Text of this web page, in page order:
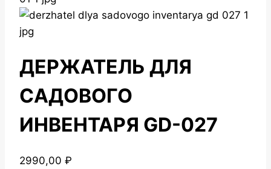
ДЕРЖАТЕЛЬ ДЛЯ
САДОВОГО
ИНВЕНТАРЯ GD-027
2990,00 ₽